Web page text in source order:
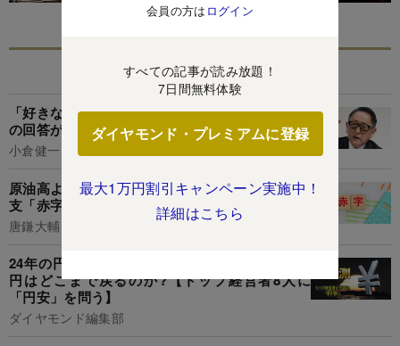
会員の方は ログイン
すべての記事が読み放題！
7日間無料体験
ダイヤモンド・プレミアムに登録
最大1万円割引キャンペーン実施中！
詳細はこちら
あなたにおすすめ
「好きなことを仕事にしたい」若者への豊田章男
の回答が正論すぎて、ぐうの音も出なかった
小倉健一
原油高より深刻な円安要因となるか、サービス収
支「赤字10兆円」時代到来の現実味
唐鎌大輔
24年の円相場を銀行頭取や大企業社長が大予想!
円はどこまで戻るのか?【トップ経営者8人に
「円安」を問う】
ダイヤモンド編集部